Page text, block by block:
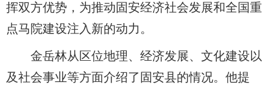
挥双方优势，为推动固安经济社会发展和全国重
点马院建设注入新的动力。
金岳林从区位地理、经济发展、文化建设以
及社会事业等方面介绍了固安县的情况。他提